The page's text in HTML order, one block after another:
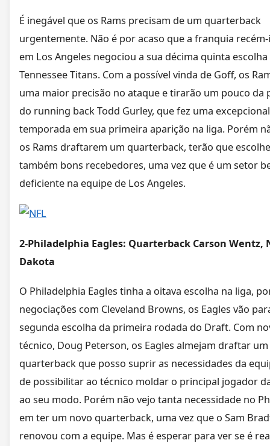
É inegável que os Rams precisam de um quarterback
urgentemente. Não é por acaso que a franquia
em Los Angeles negociou a sua décima quinta
Tennessee Titans. Com a possível vinda de Goff, os
uma maior precisão no ataque e tirarão um pouco da
do running back Todd Gurley, que fez uma excepcional
temporada em sua primeira aparição na liga. Porém
os Rams draftarem um quarterback, terão que
também bons recebedores, uma vez que é um setor
deficiente na equipe de Los Angeles.
2-Philadelphia Eagles: Quarterback Carson Wentz,
Dakota
O Philadelphia Eagles tinha a oitava escolha na liga,
negociações com Cleveland Browns, os Eagles vão
segunda escolha da primeira rodada do Draft. Com
técnico, Doug Peterson, os Eagles almejam draftar um
quarterback que posso suprir as necessidades da
de possibilitar ao técnico moldar o principal jogador
ao seu modo. Porém não vejo tanta necessidade no
em ter um novo quarterback, uma vez que o Sam
renovou com a equipe. Mas é esperar para ver se é